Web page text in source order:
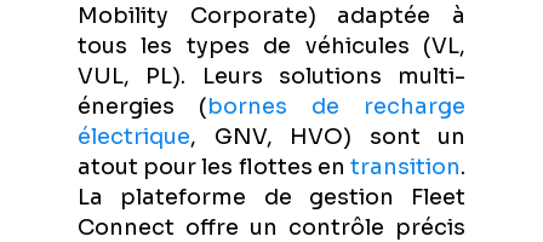
Mobility Corporate) adaptée à
tous les types de véhicules (VL,
VUL, PL). Leurs solutions multi-
énergies (bornes de recharge
électrique, GNV, HVO) sont un
atout pour les flottes en transition.
La plateforme de gestion Fleet
Connect offre un contrôle précis